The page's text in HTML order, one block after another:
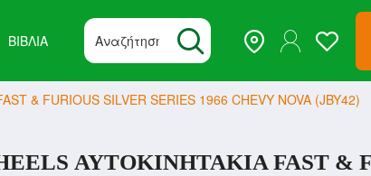
ΒΙΒΛΙΑ
& FURIOUS SILVER SERIES 1966 CHEVY NOVA (JBY42)
ΑΥΤΟΚΙΝΗΤΑΚΙΑ FAST &